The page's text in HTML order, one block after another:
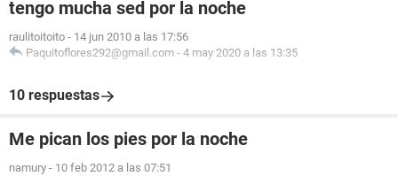
tengo mucha sed por la noche
raulitoitoito - 14 jun 2010 a las 17:56
Paquitoflores292@gmail.com - 4 may 2020 a las 13:35
10 respuestas
Me pican los pies por la noche
namury - 10 feb 2012 a las 07:51